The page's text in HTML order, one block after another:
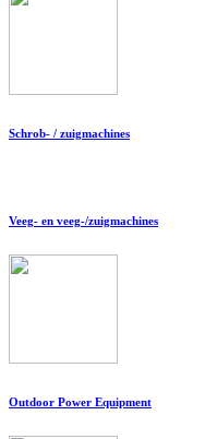
Schrob- / zuigmachines
Veeg- en veeg-/zuigmachines
Outdoor Power Equipment